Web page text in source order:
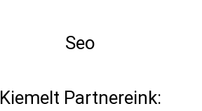
Seo
Kiemelt Partnereink: